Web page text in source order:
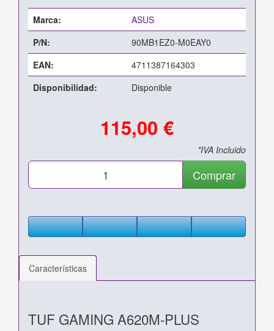
Marca:
ASUS
P/N:
90MB1EZ0-M0EAY0
EAN:
4711387164303
Disponibilidad:
Disponible
115,00 €
*IVA Incluido
Comprar
Características
TUF GAMING A620M-PLUS